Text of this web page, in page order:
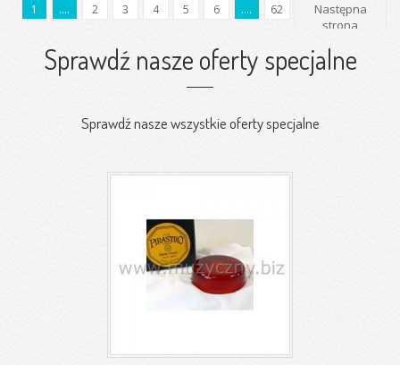
1 .... 2 3 4 5 6 .... 62
Następna
strona
Sprawdź nasze oferty specjalne
Sprawdź nasze wszystkie oferty specjalne